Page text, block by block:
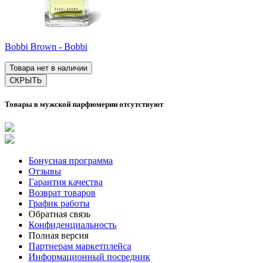
Bobbi Brown - Bobbi
Товара нет в наличии
СКРЫТЬ
Товары в мужской парфюмерии отсутствуют
Бонусная программа
Отзывы
Гарантия качества
Возврат товаров
График работы
Обратная связь
Конфиденциальность
Полная версия
Партнерам маркетплейса
Информационный посредник